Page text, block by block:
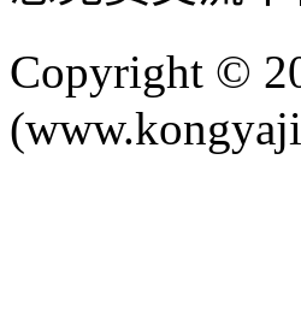
Copyright ©